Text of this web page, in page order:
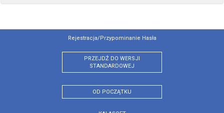
Rejestracja/przypominanie Hasła
PRZEJDŹ DO WERSJI
STANDARDOWEJ
OD POCZĄTKU